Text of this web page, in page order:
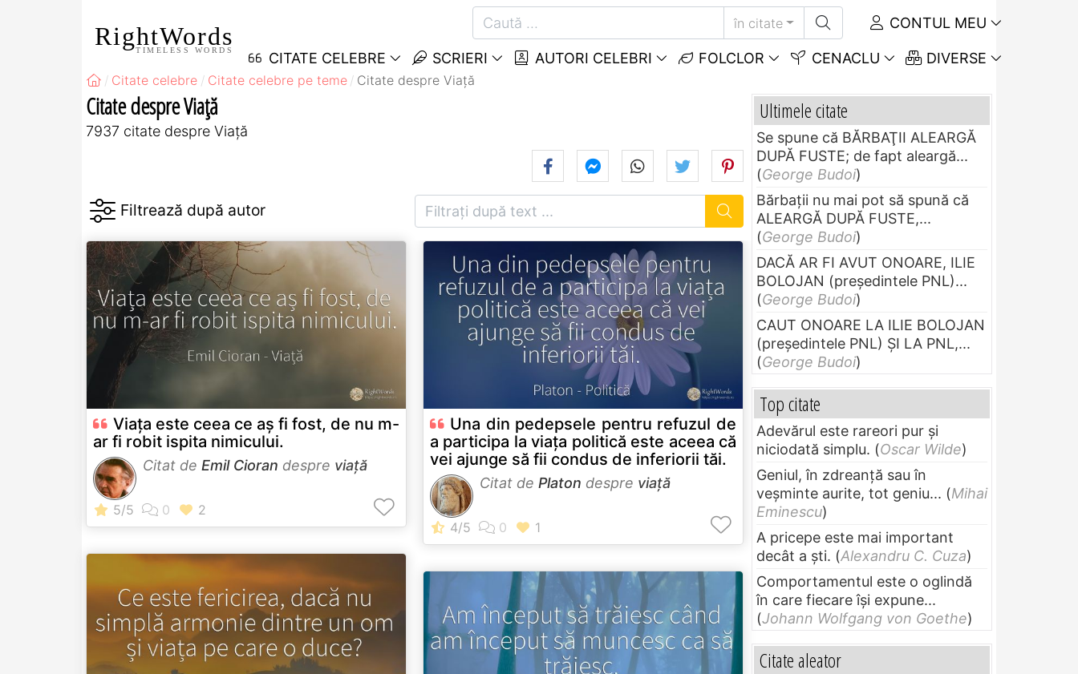
RightWords
TIMELESS WORDS
în citate CONTUL MEU
CITATE CELEBRE SCRIERI AUTORI CELEBRI FOLCLOR CENACLU DIVERSE
Citate celebre Citate celebre pe teme Citate despre Viață
Citate despre Viață
7937 citate despre Viață
Viața este ceea ce aș fi fost, de nu m-
ar fi robit ispita nimicului.
Citat de Emil Cioran despre viață
Una din pedepsele pentru refuzul de
a participa la viața politică este aceea că
vei ajunge să fii condus de inferiorii tăi.
Citat de Platon despre viață
Ultimele citate
Se spune că BĂRBAŢII ALEARGĂ
DUPĂ FUSTE; de fapt aleargă...
(George Budoi)
Bărbaţii nu mai pot să spună că
ALEARGĂ DUPĂ FUSTE,...
(George Budoi)
DACĂ AR FI AVUT ONOARE, ILIE
BOLOJAN (preşedintele PNL)...
(George Budoi)
CAUT ONOARE LA ILIE BOLOJAN
(preşedintele PNL) ŞI LA PNL,...
(George Budoi)
Top citate
Adevărul este rareori pur și
niciodată simplu. (Oscar Wilde)
Geniul, în zdreanţă sau în
veşminte aurite, tot geniu... (Mihai
Eminescu)
A pricepe este mai important
decât a ști. (Alexandru C. Cuza)
Comportamentul este o oglindă
în care fiecare își expune...
(Johann Wolfgang von Goethe)
Citate aleator